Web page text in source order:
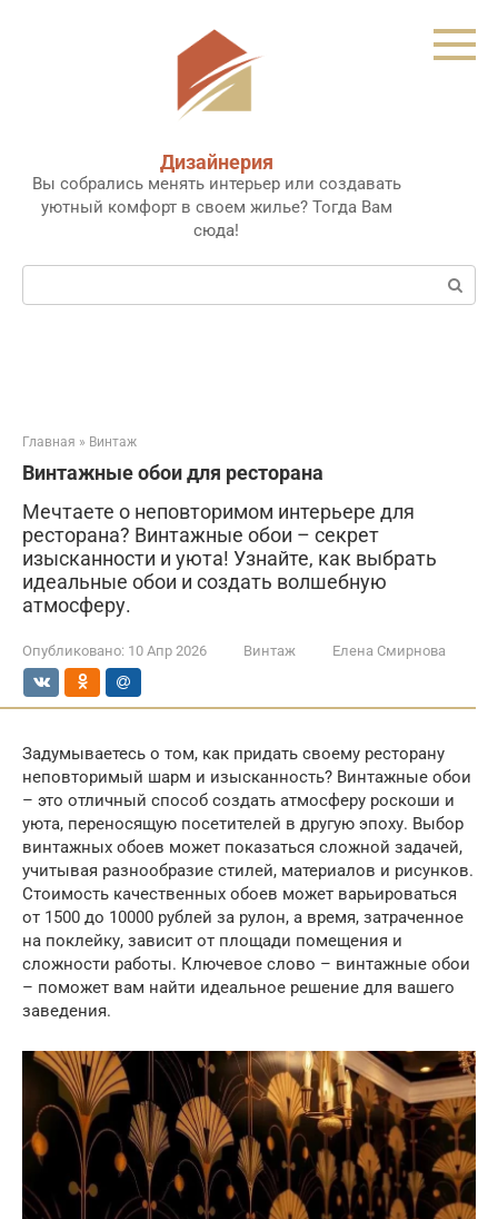
Дизайнерия
Вы собрались менять интерьер или создавать
уютный комфорт в своем жилье? Тогда Вам
сюда!
Поиск:
Главная » Винтаж
Винтажные обои для ресторана
Мечтаете о неповторимом интерьере для
ресторана? Винтажные обои – секрет
изысканности и уюта! Узнайте, как выбрать
идеальные обои и создать волшебную
атмосферу.
Опубликовано: 10 Апр 2026 Винтаж Елена Смирнова
Задумываетесь о том, как придать своему ресторану
неповторимый шарм и изысканность? Винтажные обои
– это отличный способ создать атмосферу роскоши и
уюта, переносящую посетителей в другую эпоху. Выбор
винтажных обоев может показаться сложной задачей,
учитывая разнообразие стилей, материалов и рисунков.
Стоимость качественных обоев может варьироваться
от 1500 до 10000 рублей за рулон, а время, затраченное
на поклейку, зависит от площади помещения и
сложности работы. Ключевое слово – винтажные обои
– поможет вам найти идеальное решение для вашего
заведения.